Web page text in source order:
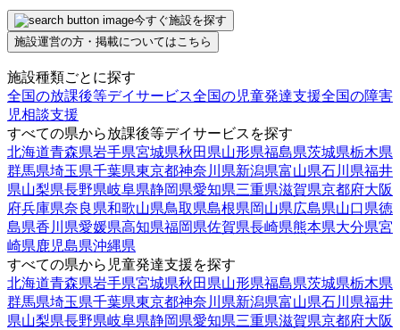
今すぐ施設を探す
施設運営の方・掲載についてはこちら
施設種類ごとに探す
全国の放課後等デイサービス全国の児童発達支援全国の障害
児相談支援
すべての県から放課後等デイサービスを探す
北海道青森県岩手県宮城県秋田県山形県福島県茨城県栃木県
群馬県埼玉県千葉県東京都神奈川県新潟県富山県石川県福井
県山梨県長野県岐阜県静岡県愛知県三重県滋賀県京都府大阪
府兵庫県奈良県和歌山県鳥取県島根県岡山県広島県山口県徳
島県香川県愛媛県高知県福岡県佐賀県長崎県熊本県大分県宮
崎県鹿児島県沖縄県
すべての県から児童発達支援を探す
北海道青森県岩手県宮城県秋田県山形県福島県茨城県栃木県
群馬県埼玉県千葉県東京都神奈川県新潟県富山県石川県福井
県山梨県長野県岐阜県静岡県愛知県三重県滋賀県京都府大阪